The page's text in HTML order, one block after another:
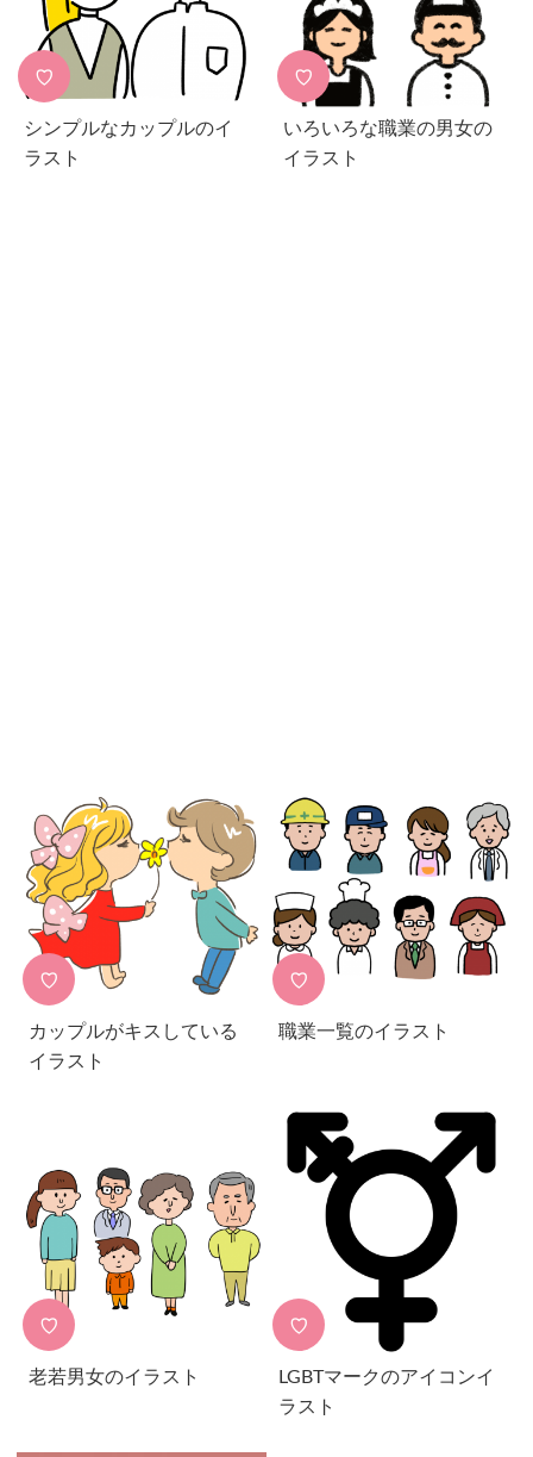
♡
シンプルなカップルのイ
ラスト
♡
いろいろな職業の男女の
イラスト
♡
カップルがキスしている
イラスト
♡
職業一覧のイラスト
♡
老若男女のイラスト
♡
LGBTマークのアイコンイ
ラスト